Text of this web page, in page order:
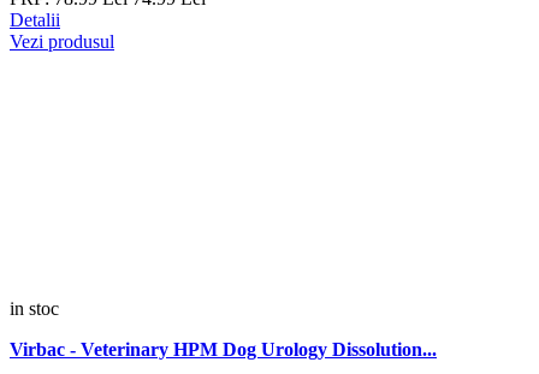
Detalii
Vezi produsul
in stoc
Virbac - Veterinary HPM Dog Urology Dissolution...